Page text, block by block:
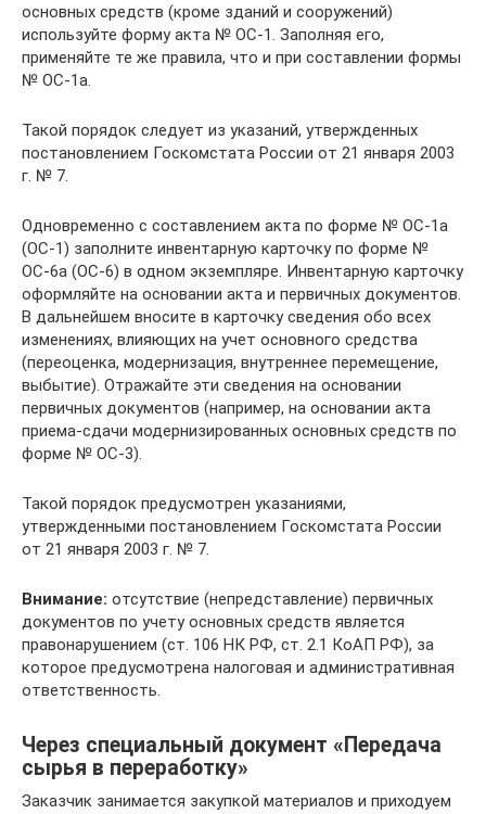
основных средств (кроме зданий и сооружений)
используйте форму акта № ОС-1. Заполняя его,
применяйте те же правила, что и при составлении формы
№ ОС-1а.
Такой порядок следует из указаний, утвержденных
постановлением Госкомстата России от 21 января 2003
г. № 7.
Одновременно с составлением акта по форме № ОС-1а
(ОС-1) заполните инвентарную карточку по форме №
ОС-6а (ОС-6) в одном экземпляре. Инвентарную карточку
оформляйте на основании акта и первичных документов.
В дальнейшем вносите в карточку сведения обо всех
изменениях, влияющих на учет основного средства
(переоценка, модернизация, внутреннее перемещение,
выбытие). Отражайте эти сведения на основании
первичных документов (например, на основании акта
приема-сдачи модернизированных основных средств по
форме № ОС-3).
Такой порядок предусмотрен указаниями,
утвержденными постановлением Госкомстата России
от 21 января 2003 г. № 7.
Внимание: отсутствие (непредставление) первичных
документов по учету основных средств является
правонарушением (ст. 106 НК РФ, ст. 2.1 КоАП РФ), за
которое предусмотрена налоговая и административная
ответственность.
Через специальный документ «Передача
сырья в переработку»
Заказчик занимается закупкой материалов и приходуем